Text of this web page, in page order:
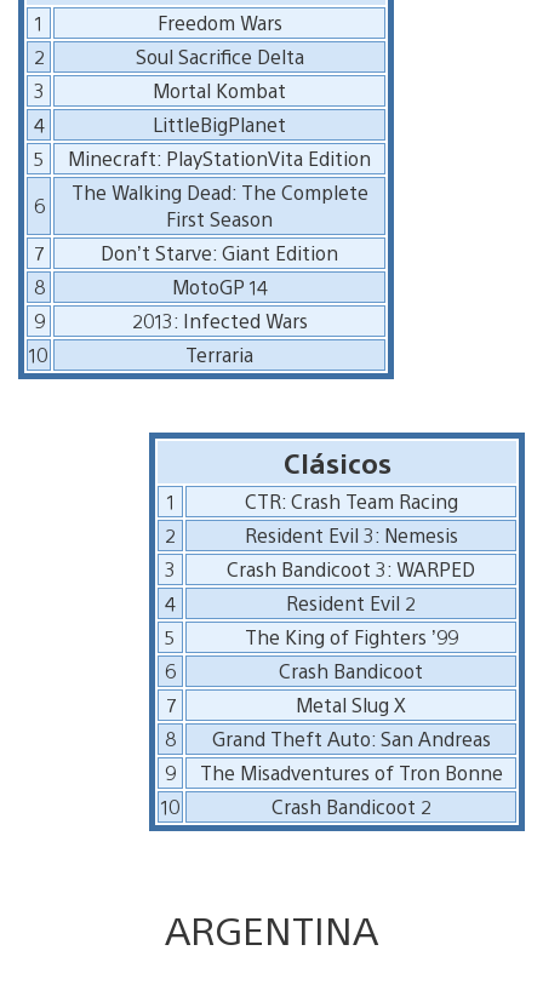
1
Freedom Wars
2
Soul Sacrifice Delta
3
Mortal Kombat
4
LittleBigPlanet
5
Minecraft: PlayStationVita Edition
6
The Walking Dead: The Complete
First Season
7
Don’t Starve: Giant Edition
8
MotoGP 14
9
2013: Infected Wars
10
Terraria
Clásicos
1
CTR: Crash Team Racing
2
Resident Evil 3: Nemesis
3
Crash Bandicoot 3: WARPED
4
Resident Evil 2
5
The King of Fighters ’99
6
Crash Bandicoot
7
Metal Slug X
8
Grand Theft Auto: San Andreas
9
The Misadventures of Tron Bonne
10
Crash Bandicoot 2
ARGENTINA